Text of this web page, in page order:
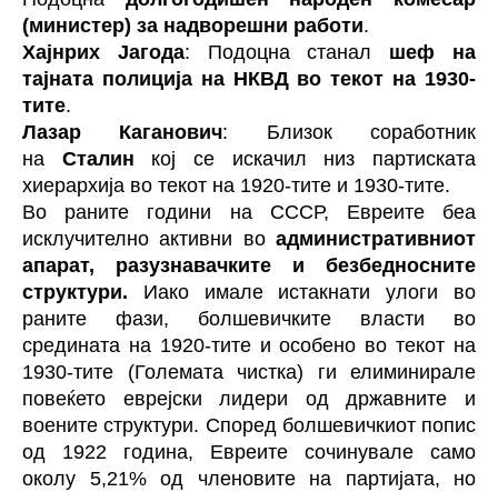
(министер) за надворешни работи.
Хајнрих Јагода: Подоцна станал
шеф на
тајната полиција на НКВД во текот на 1930-
тите.
Лазар Каганович: Близок соработник
на
Сталин
кој се искачил низ партиската
хиерархија во текот на 1920-тите и 1930-тите.
Во раните години на СССР, Евреите беа
исклучително активни во административниот
апарат, разузнавачките и безбедносните
структури. Иако имале истакнати улоги во
раните фази, болшевичките власти во
средината на 1920-тите и особено во текот на
1930-тите (Големата чистка) ги елиминирале
повеќето еврејски лидери од државните и
воените структури. Според болшевичкиот попис
од 1922 година, Евреите сочинувале само
околу 5,21% од членовите на партијата, но